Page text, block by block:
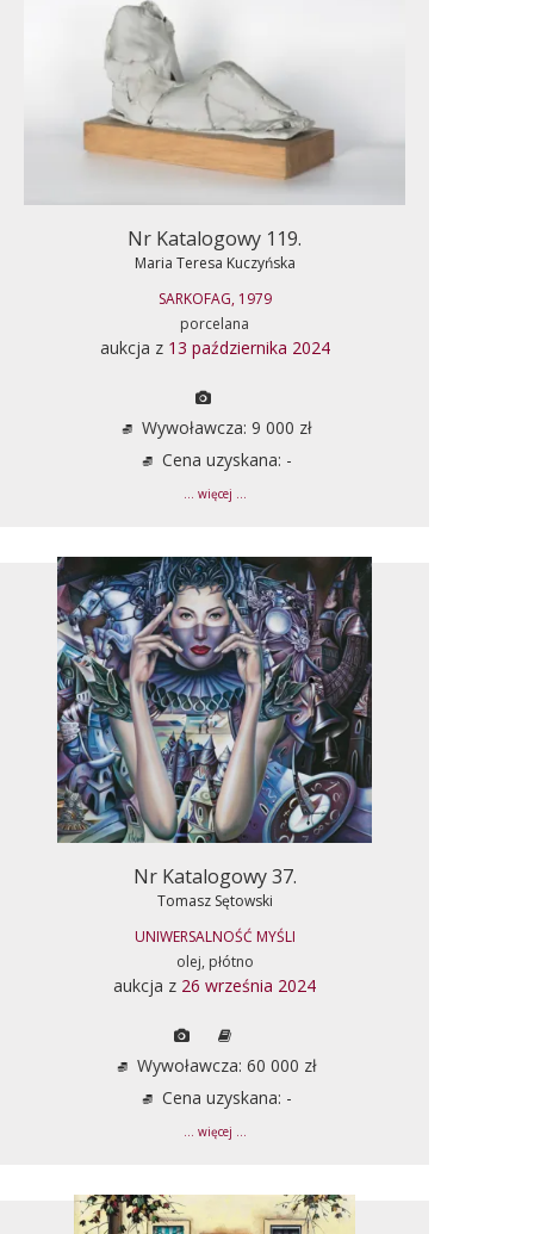
Nr Katalogowy 119.
Maria Teresa Kuczyńska
SARKOFAG, 1979
porcelana
aukcja z 13 października 2024
Wywoławcza: 9 000 zł
Cena uzyskana: -
... więcej ...
Nr Katalogowy 37.
Tomasz Sętowski
UNIWERSALNOŚĆ MYŚLI
olej, płótno
aukcja z 26 września 2024
Wywoławcza: 60 000 zł
Cena uzyskana: -
... więcej ...